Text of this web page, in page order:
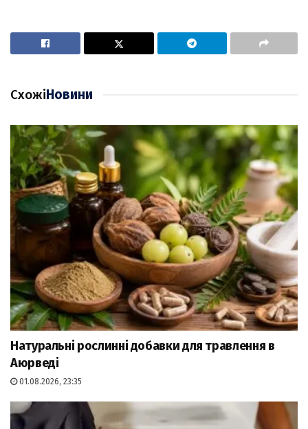
СхожіНовини
Натуральні рослинні добавки для травлення в
Аюрведі
01.08.2026, 23:35